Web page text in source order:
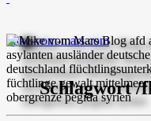
mike-vom-mars.com
Schlagwort /